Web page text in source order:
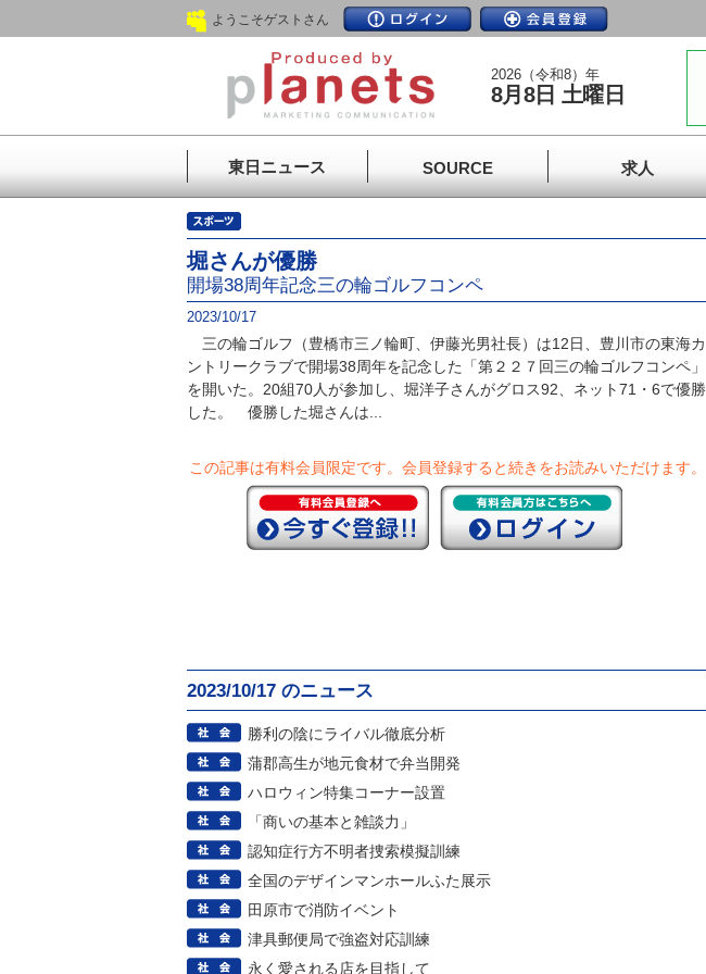
ようこそゲストさん
2026（令和8）年
8月8日 土曜日
東日ニュース SOURCE 求人
堀さんが優勝
開場38周年記念三の輪ゴルフコンペ
2023/10/17
三の輪ゴルフ（豊橋市三ノ輪町、伊藤光男社長）は12日、豊川市の東海カ
ントリークラブで開場38周年を記念した「第２２７回三の輪ゴルフコンペ」
を開いた。20組70人が参加し、堀洋子さんがグロス92、ネット71・6で優勝
した。 優勝した堀さんは...
この記事は有料会員限定です。 会員登録すると続きをお読みいただけます。
2023/10/17 のニュース
勝利の陰にライバル徹底分析
蒲郡高生が地元食材で弁当開発
ハロウィン特集コーナー設置
「商いの基本と雑談力」
認知症行方不明者捜索模擬訓練
全国のデザインマンホールふた展示
田原市で消防イベント
津具郵便局で強盗対応訓練
永く愛される店を目指して